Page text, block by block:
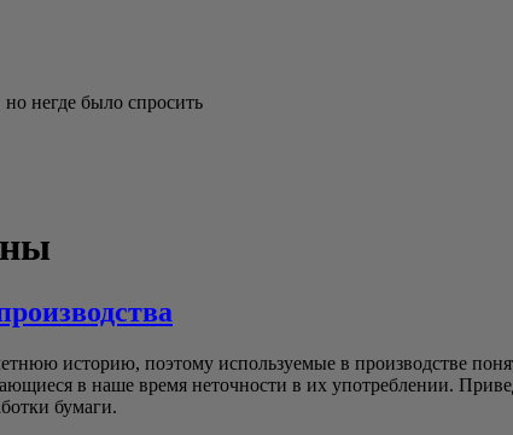
негде было спросить
исто­рию, поэто­му исполь­зу­е­мые в про­из­вод­стве
в наше вре­мя неточ­но­сти в их упо­треб­ле­нии.
бумаги.